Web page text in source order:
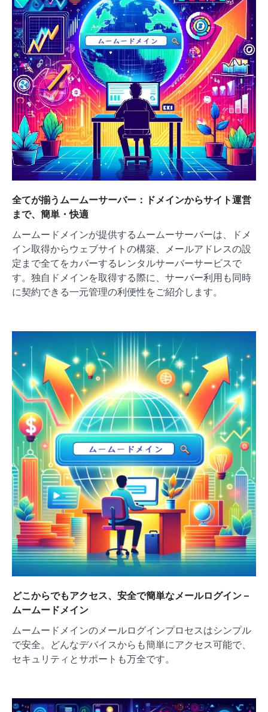
全てが揃うムームーサーバー：ドメインからサイト運営
まで、簡単・快適
ムームードメインが提供するムームーサーバーは、ドメ
イン取得からウェブサイトの構築、メールアドレスの設
定まで全てをカバーするレンタルサーバーサービスで
す。独自ドメインを取得する際に、サーバー利用も同時
に契約できる一元管理の利便性をご紹介します。
どこからでもアクセス、安全で簡単なメールログイン –
ムームードメイン
ムームードメインのメールログインプロセスはシンプル
で安全。どんなデバイスからも簡単にアクセス可能で、
セキュリティとサポートも万全です。